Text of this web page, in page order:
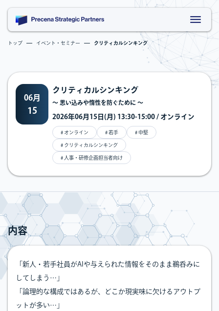
トップ イベント・セミナー クリティカルシンキング
06月
15
クリティカルシンキング
〜 思い込みや惰性を防ぐために 〜
2026年06月15日(月) 13:30-15:00 / オンライン
# オンライン # 若手 # 中堅
# クリティカルシンキング
# 人事・研修企画担当者向け
内容
「新人・若手社員がAIや与えられた情報をそのまま鵜呑みに
してしまう…」
「論理的な構成ではあるが、どこか現実味に欠けるアウトプ
ットが多い…」